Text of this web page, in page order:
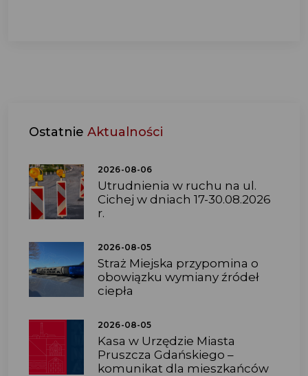
Ostatnie Aktualności
2026-08-06
Utrudnienia w ruchu na ul.
Cichej w dniach 17-30.08.2026
r.
2026-08-05
Straż Miejska przypomina o
obowiązku wymiany źródeł
ciepła
2026-08-05
Kasa w Urzędzie Miasta
Pruszcza Gdańskiego –
komunikat dla mieszkańców